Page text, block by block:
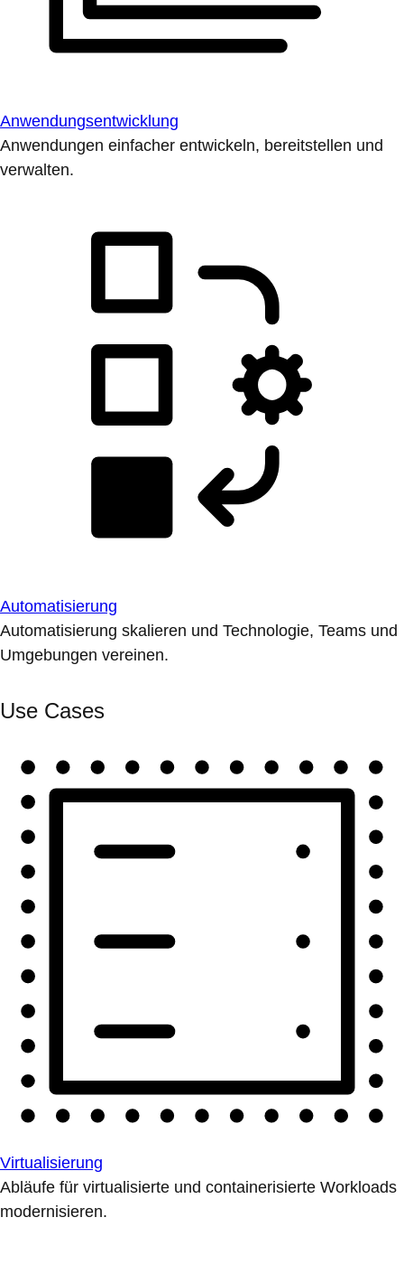
Anwendungsentwicklung
Anwendungen einfacher entwickeln, bereitstellen und
verwalten.
Automatisierung
Automatisierung skalieren und Technologie, Teams und
Umgebungen vereinen.
Use Cases
Virtualisierung
Abläufe für virtualisierte und containerisierte Workloads
modernisieren.